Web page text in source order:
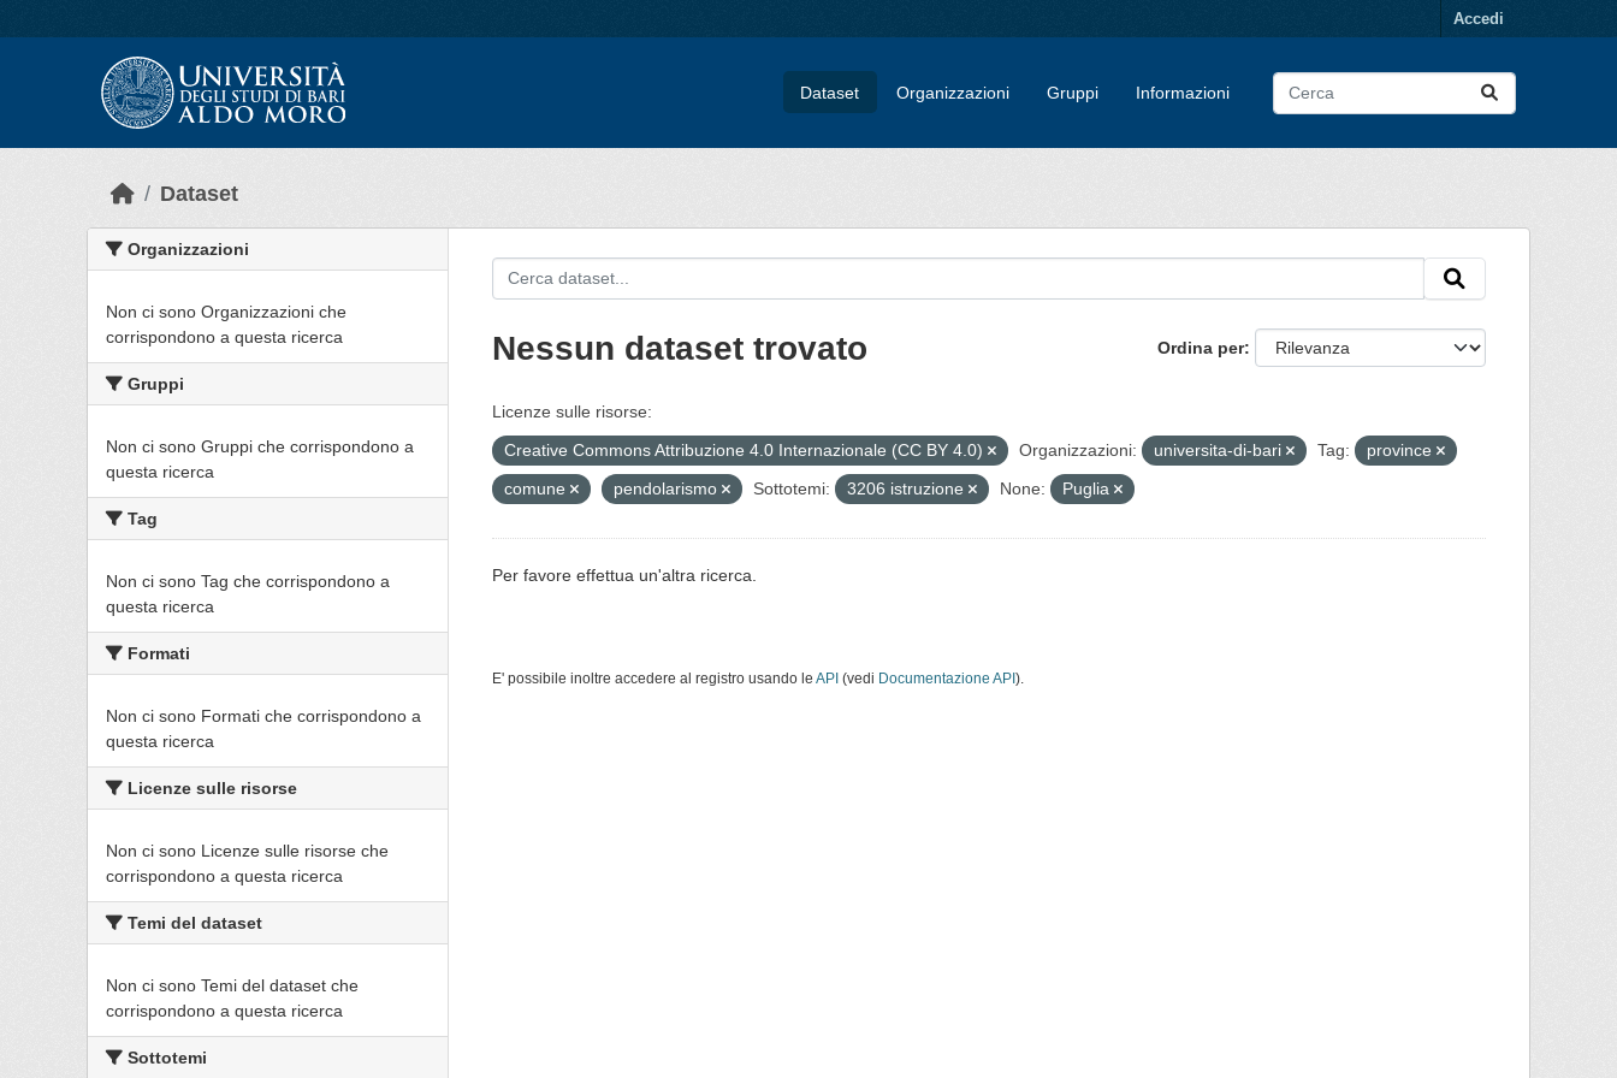
Accedi
Dataset Organizzazioni Gruppi Informazioni
Dataset
Organizzazioni
Non ci sono Organizzazioni che
corrispondono a questa ricerca
Gruppi
Non ci sono Gruppi che corrispondono a
questa ricerca
Tag
Non ci sono Tag che corrispondono a
questa ricerca
Formati
Non ci sono Formati che corrispondono a
questa ricerca
Licenze sulle risorse
Non ci sono Licenze sulle risorse che
corrispondono a questa ricerca
Temi del dataset
Non ci sono Temi del dataset che
corrispondono a questa ricerca
Sottotemi
Ordina per
Nessun dataset trovato
Licenze sulle risorse:
Creative Commons Attribuzione 4.0 Internazionale (CC BY 4.0)
Organizzazioni: universita-di-bari Tag:
province
comune
pendolarismo Sottotemi: 3206 istruzione None: Puglia
Per favore effettua un'altra ricerca.
E' possibile inoltre accedere al registro usando le API (vedi Documentazione API ).